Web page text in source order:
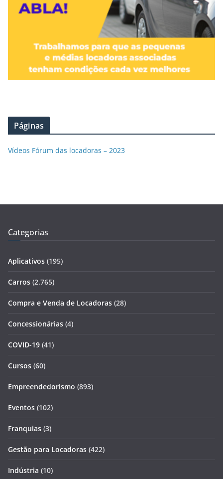
Páginas
Vídeos Fórum das locadoras – 2023
Categorias
Aplicativos (195)
Carros (2.765)
Compra e Venda de Locadoras (28)
Concessionárias (4)
COVID-19 (41)
Cursos (60)
Empreendedorismo (893)
Eventos (102)
Franquias (3)
Gestão para Locadoras (422)
Indústria (10)